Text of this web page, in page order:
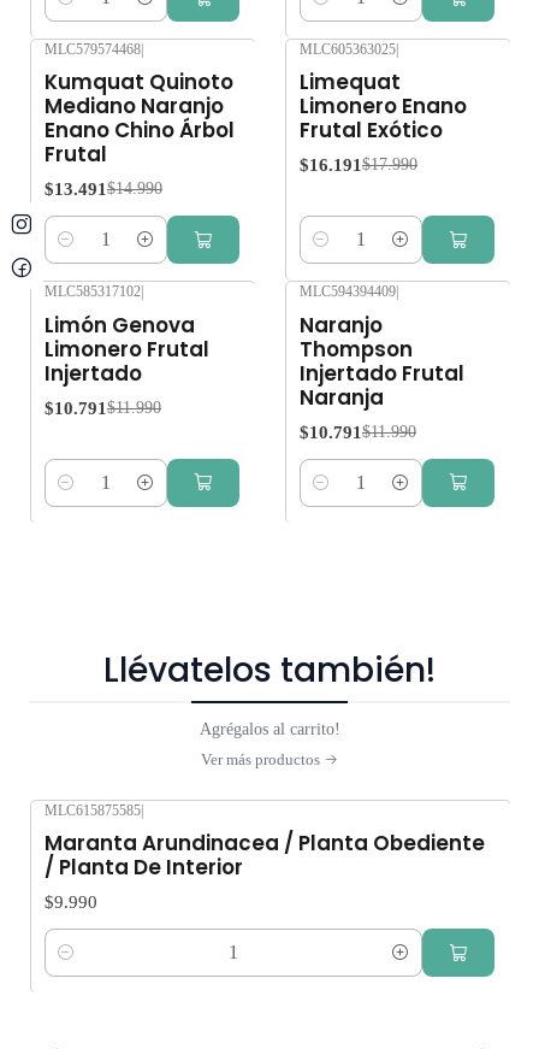
Cantidad Cantidad
MLC579574468
Kumquat Quinoto
Mediano Naranjo
Enano Chino Árbol
Frutal
$13.491 $14.990
Cantidad
MLC605363025
Limequat
Limonero Enano
Frutal Exótico
$16.191 $17.990
Cantidad
MLC585317102
Limón Genova
Limonero Frutal
Injertado
$10.791 $11.990
Cantidad
MLC594394409
Naranjo
Thompson
Injertado Frutal
Naranja
$10.791 $11.990
Cantidad
Llévatelos también!
Agrégalos al carrito!
Ver más productos
MLC615875585|
Maranta Arundinacea / Planta Obediente
/ Planta De Interior
$9.990
Cantidad